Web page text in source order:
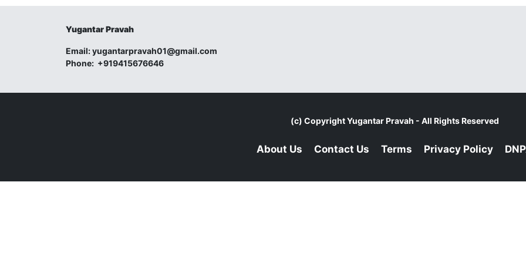
Yugantar Pravah
Email:yugantarpravah01@gmail.com
Phone: +919415676646
(c) CopyrightYugantar Pravah - All Rights Reserved
About Us Contact Us Terms Privacy Policy